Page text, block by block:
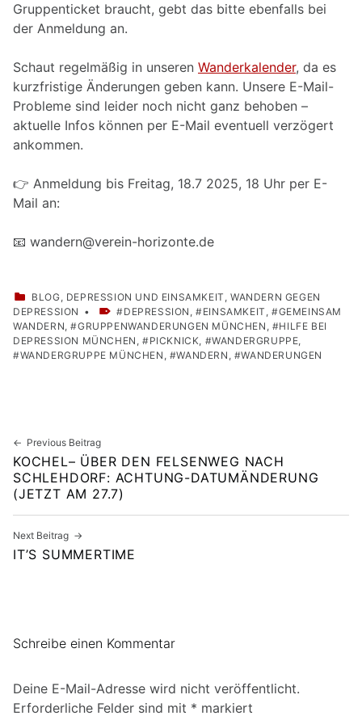
Gruppenticket braucht, gebt das bitte ebenfalls bei
der Anmeldung an.
Schaut regelmäßig in unseren Wanderkalender, da es
kurzfristige Änderungen geben kann. Unsere E-Mail-
Probleme sind leider noch nicht ganz behoben –
aktuelle Infos können per E-Mail eventuell verzögert
ankommen.
👉 Anmeldung bis Freitag, 18.7 2025, 18 Uhr per E-
Mail an:
📧 wandern@verein-horizonte.de
CATEGORIZED IN:
BLOG, DEPRESSION UND EINSAMKEIT ,WANDERN GEGEN
DEPRESSION
TAGGED AS:DEPRESSION , EINSAMKEIT , GEMEINSAM
WANDERN, GRUPPENWANDERUNGEN MÜNCHEN ,
HILFE BEI
DEPRESSION MÜNCHEN , PICKNICK, WANDERGRUPPE,
WANDERGRUPPE MÜNCHEN , WANDERN , WANDERUNGEN
Beitragsnavigation
Previous Beitrag
KOCHEL– ÜBER DEN FELSENWEG NACH
SCHLEHDORF: ACHTUNG-DATUMÄNDERUNG
(JETZT AM 27.7)
Next Beitrag
IT’S SUMMERTIME
Schreibe einen Kommentar
Deine E-Mail-Adresse wird nicht veröffentlicht.
Erforderliche Felder sind mit * markiert